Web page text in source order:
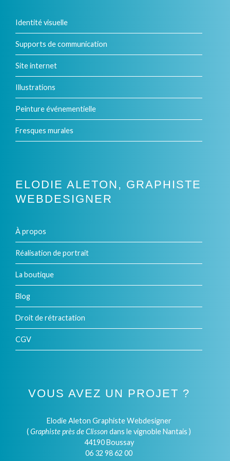
Les
options
peuvent
être
choisies
sur
la
produit
Identité visuelle
Supports de communication
Site internet
Illustrations
Peinture événementielle
Fresques murales
ELODIE ALETON, GRAPHISTE
WEBDESIGNER
À propos
Réalisation de portrait
La boutique
Blog
Droit de rétractation
CGV
VOUS AVEZ UN PROJET ?
Elodie Aleton Graphiste Webdesigner
(Graphiste près de Clisson dans le vignoble Nantais )
44190 Boussay
06 32 98 62 00